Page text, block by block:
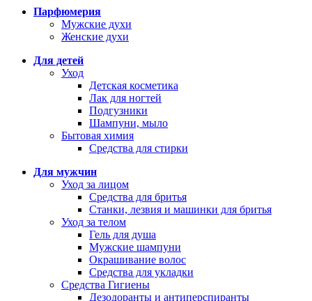
Парфюмерия
Мужские духи
Женские духи
Для детей
Уход
Детская косметика
Лак для ногтей
Подгузники
Шампуни, мыло
Бытовая химия
Средства для стирки
Для мужчин
Уход за лицом
Средства для бритья
Станки, лезвия и машинки для бритья
Уход за телом
Гель для душа
Мужские шампуни
Окрашивание волос
Средства для укладки
Средства Гигиены
Дезодоранты и антиперспиранты